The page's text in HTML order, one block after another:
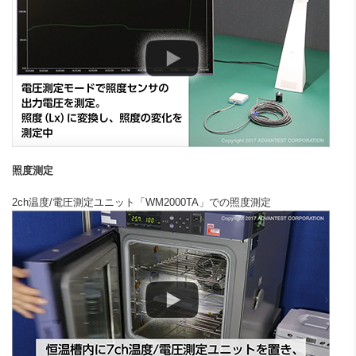
照度測定
2ch温度/電圧測定ユニット「WM2000TA」での照度測定